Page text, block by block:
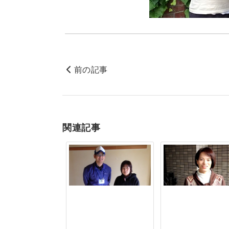
前の記事
関連記事